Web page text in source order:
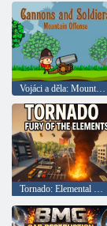
Vojáci a děla: Mountain útok
Tornado: Elemental Fury